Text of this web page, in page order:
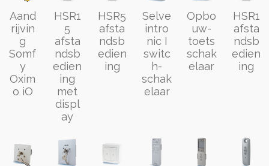
Aand
rijvin
g
Somf
y
Oxim
o iO
HSR1
5
afsta
ndsb
edien
ing
met
displ
ay
HSR5
afsta
ndsb
edien
ing
Selve
intro
nic I
switc
h-
schak
elaar
Opbo
uw-
toets
schak
elaar
HSR1
afsta
ndsb
edien
ing